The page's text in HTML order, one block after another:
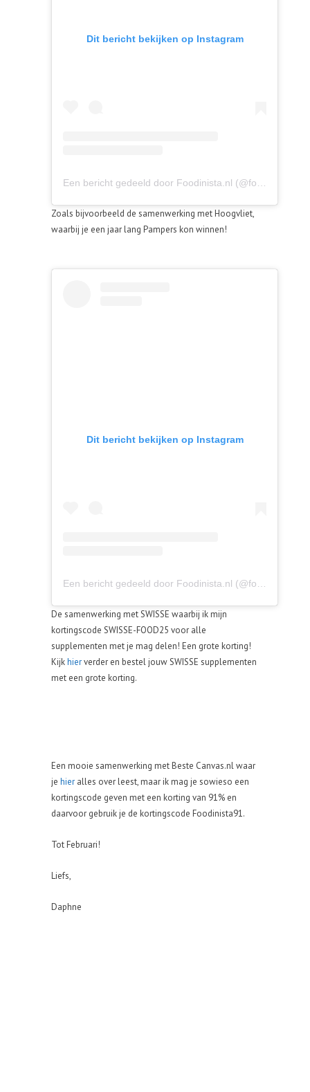
Dit bericht bekijken op Instagram
Zoals bijvoorbeeld de samenwerking met Hoogvliet,
waarbij je een jaar lang Pampers kon winnen!
Dit bericht bekijken op Instagram
Een bericht gedeeld door Foodinista.nl (@foodinistanl)
De samenwerking met SWISSE waarbij ik mijn
kortingscode SWISSE-FOOD25 voor alle
supplementen met je mag delen! Een grote korting!
Kijkhierverder en bestel jouw SWISSE supplementen
met een grote korting.
Een mooie samenwerking met Beste Canvas.nl waar
je hier alles over leest, maar ik mag je sowieso een
kortingscode geven met een korting van 91% en
daarvoor gebruik je de kortingscode Foodinista91.
Tot Februari!
Liefs,
Daphne